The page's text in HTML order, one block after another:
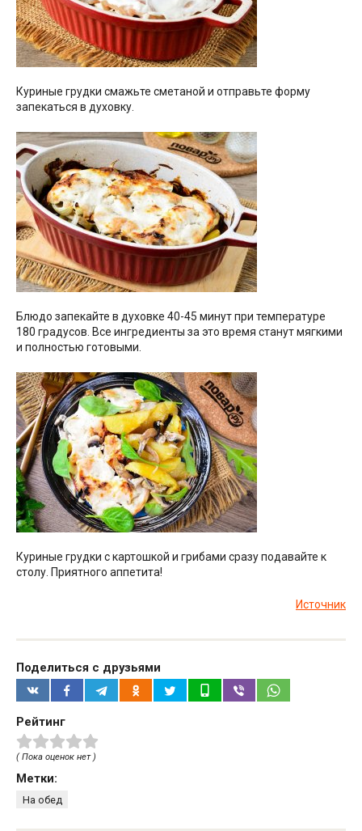
Куриные грудки смажьте сметаной и отправьте форму
запекаться в духовку.
Блюдо запекайте в духовке 40-45 минут при температуре
180 градусов. Все ингредиенты за это время станут мягкими
и полностью готовыми.
Куриные грудки с картошкой и грибами сразу подавайте к
столу. Приятного аппетита!
Источник
Поделиться с друзьями
Рейтинг
( Пока оценок нет )
Метки:
На обед